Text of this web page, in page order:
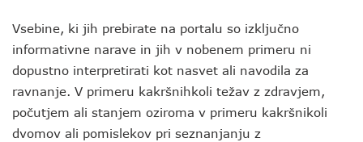
Vsebine, ki jih prebirate na portalu so izključno
informativne narave in jih v nobenem primeru ni
dopustno interpretirati kot nasvet ali navodila za
ravnanje. V primeru kakršnihkoli težav z zdravjem,
počutjem ali stanjem oziroma v primeru kakršnikoli
dvomov ali pomislekov pri seznanjanju z